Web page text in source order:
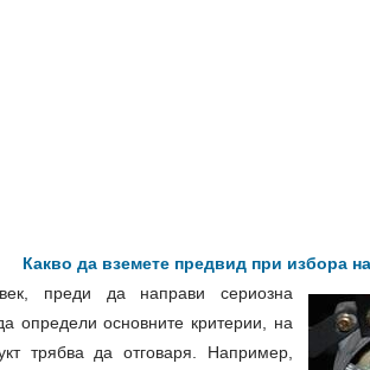
Какво да вземете предвид при избора
преди да направи сериозна
определи основните критерии, на
трябва да отговаря. Например,